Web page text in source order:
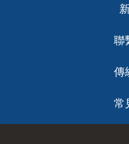
聯
傳
常